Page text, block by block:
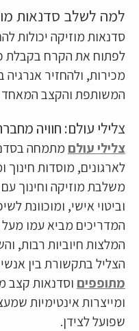
למה לשלב סדנאות
סדנאות מוזיקה יכולות
לפתוח את הקרח בקבלת
מכירות, ולהחזיר אנרגיה
המשותפת והקצב המאחד
צלילי עולם: חוויה
צלילי עולם מתמחה
לארגונים, מוסדות
משלבת מוזיקה וחינוך
וביטוי אישי, ומוכוונת
המלצות חיוביות רבות,
הצליל בתקשורת בין
מתופפים וסדנאות קצב
ומייצרות אינטימיות
שפועל לצידן.